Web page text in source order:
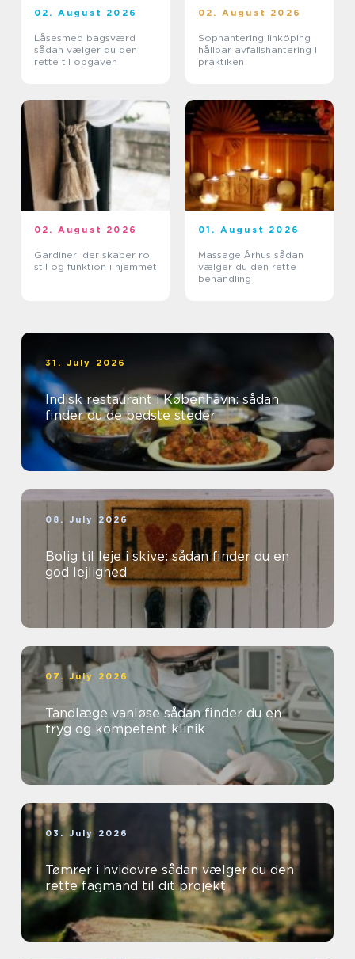
02. August 2026
Låsesmed bagsværd
sådan vælger du den
rette til opgaven
02. August 2026
Sophantering linköping
hållbar avfallshantering i
praktiken
02. August 2026
Gardiner: der skaber ro,
stil og funktion i hjemmet
01. August 2026
Massage Århus sådan
vælger du den rette
behandling
31. July 2026
Indisk restaurant i København: sådan
finder du de bedste steder
08. July 2026
Bolig til leje i skive: sådan finder du en
god lejlighed
07. July 2026
Tandlæge vanløse sådan finder du en
tryg og kompetent klinik
03. July 2026
Tømrer i hvidovre sådan vælger du den
rette fagmand til dit projekt